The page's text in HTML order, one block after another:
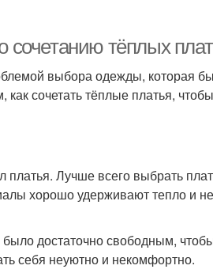
сочетанию тёплых
выбора одежды, которая
сочетать тёплые платья,
Лучше всего выбрать
хорошо удерживают тепло и
достаточно свободным,
себя неуютно и некомфортно.